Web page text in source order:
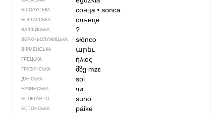
БІЛОРУСЬКА сонца• sonca
БОЛГАРСЬКА слънце
ВАЛЛІЙСЬКА ?
ВЕРХНЬОЛУЖИЦЬКА słónco
ВІРМЕНСЬКА արեւ
ГРЕЦЬКА ήλιος
ГРУЗИНСЬКА მზე mzɛ
ДАНСЬКА sol
ЕРЗЯНСЬКА чи
ЕСПЕРАНТО suno
ЕСТОНСЬКА päike